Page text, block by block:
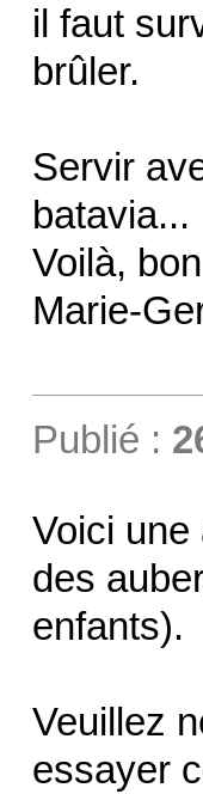
il faut
brûler.
Servir
batavia...
Voilà,
Marie-
Publié :
Voici
des
enfants).
Veuillez
essayer